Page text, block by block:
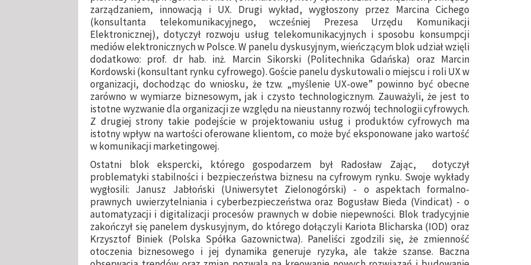
zarządzaniem, innowacją i UX. Drugi wykład, wygłoszony przez Marcina Cichego
(konsultanta telekomunikacyjnego, wcześniej Prezesa Urzędu Komunikacji
Elektronicznej), dotyczył rozwoju usług telekomunikacyjnych i sposobu konsumpcji
mediów elektronicznych w Polsce. W panelu dyskusyjnym, wieńczącym blok udział wzięli
dodatkowo: prof. dr hab. inż. Marcin Sikorski (Politechnika Gdańska) oraz Marcin
Kordowski (konsultant rynku cyfrowego). Goście panelu dyskutowali o miejscu i roli UX w
organizacji, dochodząc do wniosku, że tzw. „myślenie UX-owe” powinno być obecne
zarówno w wymiarze biznesowym, jak i czysto technologicznym. Zauważyli, że jest to
istotne wyzwanie dla organizacji ze względu na nieustanny rozwój technologii cyfrowych.
Z drugiej strony takie podejście w projektowaniu usług i produktów cyfrowych ma
istotny wpływ na wartości oferowane klientom, co może być eksponowane jako wartość
w komunikacji marketingowej.
Ostatni blok ekspercki, którego gospodarzem był Radosław Zając, dotyczył
problematyki stabilności i bezpieczeństwa biznesu na cyfrowym rynku. Swoje wykłady
wygłosili: Janusz Jabłoński (Uniwersytet Zielonogórski) - o aspektach formalno-
prawnych uwierzytelniania i cyberbezpieczeństwa oraz Bogusław Bieda (Vindicat) - o
automatyzacji i digitalizacji procesów prawnych w dobie niepewności. Blok tradycyjnie
zakończył się panelem dyskusyjnym, do którego dołączyli Kariota Blicharska (IOD) oraz
Krzysztof Biniek (Polska Spółka Gazownictwa). Paneliści zgodzili się, że zmienność
otoczenia biznesowego i jej dynamika generuje ryzyka, ale także szanse. Baczna